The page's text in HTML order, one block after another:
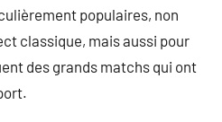
populaires, non
classique, mais aussi pour
des grands matchs qui ont